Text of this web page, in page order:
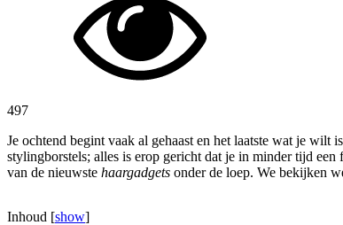
497
Je ochtend begint vaak al gehaast en het laatste wat je
stylingborstels; alles is erop gericht dat je in minder tijd een
van de nieuwste haargadgets onder de loep. We bekijken
Inhoud [show]